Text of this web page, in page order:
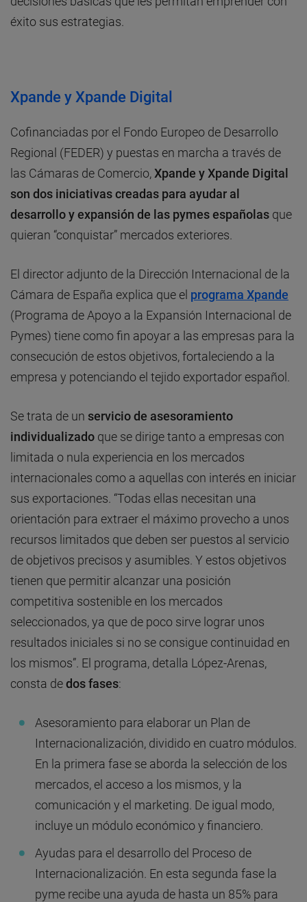
éxito sus estrategias.
Xpande y Xpande Digital
Cofinanciadas por el Fondo Europeo de Desarrollo
Regional (FEDER) y puestas en marcha a través de
las Cámaras de Comercio,Xpande y Xpande Digital
son dos iniciativas creadas para ayudar al
desarrollo y expansión de las pymes españolas que
quieran “conquistar” mercados exteriores.
El director adjunto de la Dirección Internacional de la
Cámara de España explica que el programa Xpande
(Programa de Apoyo a la Expansión Internacional de
Pymes) tiene como fin apoyar a las empresas para la
consecución de estos objetivos, fortaleciendo a la
empresa y potenciando el tejido exportador español.
Se trata de un servicio de asesoramiento
individualizado que se dirige tanto a empresas con
limitada o nula experiencia en los mercados
internacionales como a aquellas con interés en iniciar
sus exportaciones. “Todas ellas necesitan una
orientación para extraer el máximo provecho a unos
recursos limitados que deben ser puestos al servicio
de objetivos precisos y asumibles. Y estos objetivos
tienen que permitir alcanzar una posición
competitiva sostenible en los mercados
seleccionados, ya que de poco sirve lograr unos
resultados iniciales si no se consigue continuidad en
los mismos”. El programa, detalla López-Arenas,
consta dedos fases:
Asesoramiento para elaborar un Plan de
Internacionalización, dividido en cuatro módulos.
En la primera fase se aborda la selección de los
mercados, el acceso a los mismos, y la
comunicación y el marketing. De igual modo,
incluye un módulo económico y financiero.
Ayudas para el desarrollo del Proceso de
Internacionalización. En esta segunda fase la
pyme recibe una ayuda de hasta un 85% para